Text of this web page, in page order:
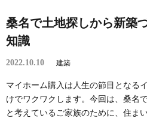
桑名で土地探しから新築
知識
2022.10.10 建築
マイホーム購入は人生の節目となる
けでワクワクします。今回は、桑名
と考えているご家族のために、住ま